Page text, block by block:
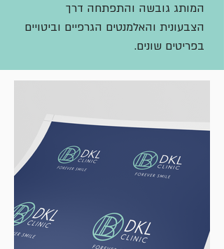
המותג גובשה והתפתחה דרך
הצבעונית והאלמנטים הגרפיים וביטויים
בפריטים שונים.